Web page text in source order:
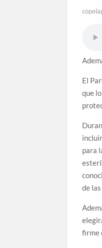
El Día
en su
pérdidas
Jacob
Tenerife
El
que
para
de
firme